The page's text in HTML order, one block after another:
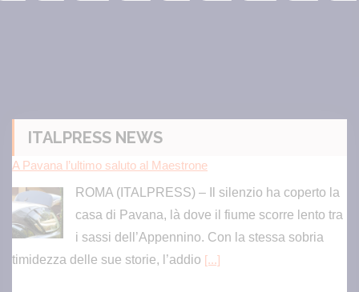
ITALPRESS NEWS
A Pavana l’ultimo saluto al Maestrone
ROMA (ITALPRESS) – Il silenzio ha coperto la
casa di Pavana, là dove il fiume scorre lento tra
i sassi dell’Appennino. Con la stessa sobria
timidezza delle sue storie, l’addio [...]